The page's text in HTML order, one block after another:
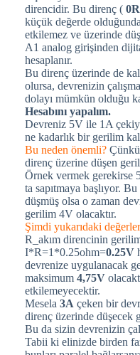
direncidir. Bu direnç (
küçük değerde
etkilemez ve üzerinde
A1 analog girişinden
hesaplanır.
Bu direnç üzerinde de
olursa, devrenizin
dolayı mümkün olduğu
Hesabını yapalım.
Devreniz 5V ile 1A
ne kadarlık bir gerilim
Bu neden önemli?
direnç üzerine düşen
Örnek vermek gerekirse
ta sapıtmaya başlıyor.
düşmüş olsa o zaman
gerilim 4V olacaktır.
Şimdi yukarıdaki
R_akım direncinin
I*R=1*0.25ohm=0.25V
devrenize uygulanacak
maksimum 4,75V
etkilemeyecektir.
Mesela 3A çeken bir
direnç üzerinde düşecek
Bu da sizin devrenizin
Tabii ki elinizde birden